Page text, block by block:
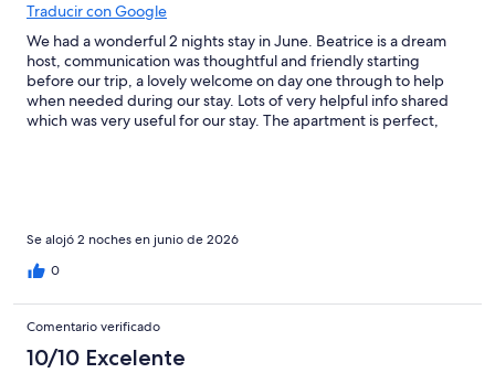
Traducir con Google
We had a wonderful 2 nights stay in June. Beatrice is a dream
host, communication was thoughtful and friendly starting
before our trip, a lovely welcome on day one through to help
when needed during our stay. Lots of very helpful info shared
which was very useful for our stay. The apartment is perfect,
two big suitcases, not a problem to get from free parking to the
apartment. Thoroughly recommend both this home and a visit
to Pitigliano, a fascinating place.
Se alojó 2 noches en junio de 2026
0
Comentario verificado
10/10 Excelente